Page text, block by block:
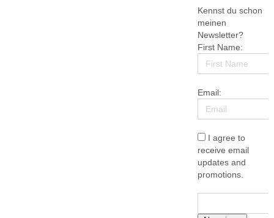
Kennst du schon
meinen
Newsletter?
First Name:
Email:
I agree to
receive email
updates and
promotions.